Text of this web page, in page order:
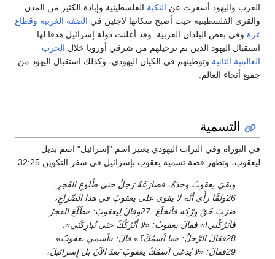
واليهود أسفرت عن النكبةالفلسطينية وإبادة الكثير من المدن
الفلسطينية حيث أصبح سكانها لاجئين في الضفة الغربية وقطاع
وفي بعض البلدان العربية. وقد أعلنت دولة إسرائيل هدفا لها
اليهود الذين تم ترحيلهم من شرقي أوروبا خلالالحرب
الثانيةوتوطينهم في الكيان اليهودي، وكذلك استقبال اليهود من
أنحاء العالم.
التسمية
التوراة وفي التراث اليهودي يعتبر اسم "إسرائيل" اسم بديل
وتظهر قصة تسمية يعقوب بإسرائيل في سفر التكوين 32:25
وبقيَ يعقوبُ وحدَهُ، فصارَعَهُ رَجلٌ حتى طُلوعِ الفَجرِ.
26ولمَّا رأَى أنَّه لا يقوى على يعقوبَ في هذا الصِّراعِ،
ضرَبَ حُقَ وِرْكِه فاَنخلَعَ. 27وقالَ لِيعقوبَ: «طَلَعَ الفجرُ
فاَترُكْني!» فقالَ يعقوبُ: «لا أتْرُكُكَ حتى تُبارِكَني».
28فقالَ الرَّجلُ: «ما اَسمُكَ؟» قالَ: «اَسمي يعقوبُ».
29فقالَ: «لا يُدعَى اَسمُكَ يعقوبَ بَعدَ الآنَ بل إِسرائيلَ،